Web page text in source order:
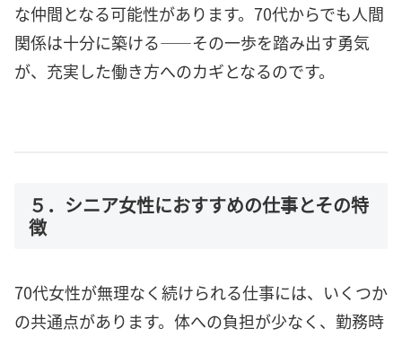
な仲間となる可能性があります。70代からでも人間
関係は十分に築ける――その一歩を踏み出す勇気
が、充実した働き方へのカギとなるのです。
５．シニア女性におすすめの仕事とその特
徴
70代女性が無理なく続けられる仕事には、いくつか
の共通点があります。体への負担が少なく、勤務時